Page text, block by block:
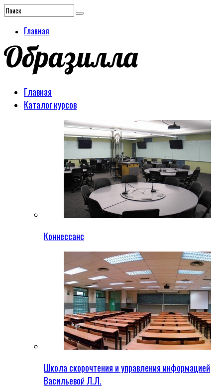
Главная
Главная
Каталог курсов
Коннессанс
Школа скорочтения и управления информацией
Васильевой Л.Л.